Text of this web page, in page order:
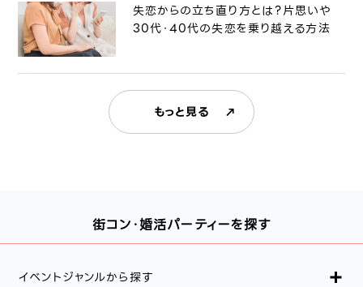
失恋からの立ち直り方とは？片思いや
30代・40代の失恋を乗り越える方法
もっと見る
街コン・婚活パーティーを探す
イベントジャンルから探す